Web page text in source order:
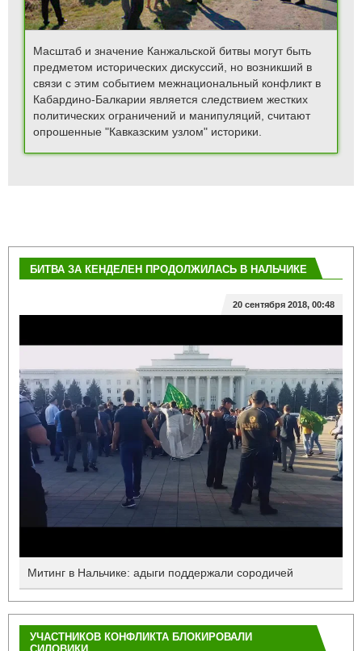
Масштаб и значение Канжальской битвы могут быть
предметом исторических дискуссий, но возникший в
связи с этим событием межнациональный конфликт в
Кабардино-Балкарии является следствием жестких
политических ограничений и манипуляций, считают
опрошенные "Кавказским узлом" историки.
БИТВА ЗА КЕНДЕЛЕН ПРОДОЛЖИЛАСЬ В НАЛЬЧИКЕ
20 сентября 2018, 00:48
Митинг в Нальчике: адыги поддержали сородичей
УЧАСТНИКОВ КОНФЛИКТА БЛОКИРОВАЛИ